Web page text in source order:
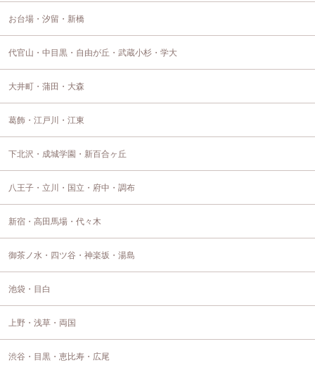
お台場・汐留・新橋
代官山・中目黒・自由が丘・武蔵小杉・学大
大井町・蒲田・大森
葛飾・江戸川・江東
下北沢・成城学園・新百合ヶ丘
八王子・立川・国立・府中・調布
新宿・高田馬場・代々木
御茶ノ水・四ツ谷・神楽坂・湯島
池袋・目白
上野・浅草・両国
渋谷・目黒・恵比寿・広尾